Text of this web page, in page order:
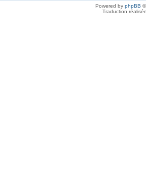
Powered by phpBB
Traduction